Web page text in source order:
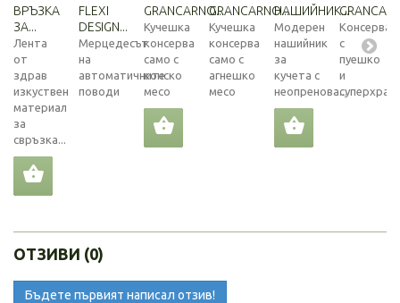
ВРЪЗКА
ЗА...
Лента
от
здрав
изкуствен
материал
за
свръзка...
FLEXI
DESIGN...
Мерцедесът
на
автоматичните
поводи
GRANCARNO...
Кучешка
консерва
само с
конско
месо
GRANCARNO...
Кучешка
консерва
само с
агнешко
месо
НАШИЙНИК...
Модерен
нашийник
за
кучета с
неопренова...
Консерва
с
пуешко
и
ОТЗИВИ (0)
Бъдете първият написал отзив!